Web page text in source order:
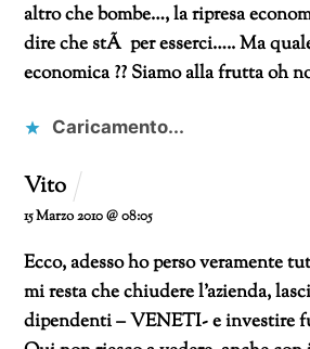
altro che bombe…, la ripresa
dire che stÃ per esserci…..Ma
economica ?? Siamo alla frutta oh no
Caricamento...
Vito
15 Marzo 2010 @ 08:05
Ecco, adesso ho perso veramente
mi resta che chiudere l’azienda,
dipendenti – VENETI- e investire